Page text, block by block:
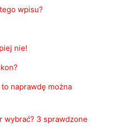
wpisu?
nie!
naprawdę można
wybrać? 3 sprawdzone